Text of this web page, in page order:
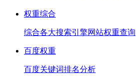
权重综合
综合各大搜索引擎网站权重查询
百度权重
百度关键词排名分析